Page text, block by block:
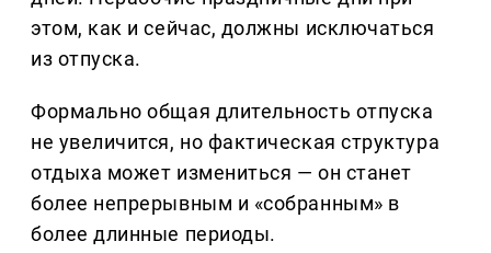
этом, как и сейчас, должны исключаться
из отпуска.
Формально общая длительность отпуска
не увеличится, но фактическая структура
отдыха может измениться — он станет
более непрерывным и «собранным» в
более длинные периоды.